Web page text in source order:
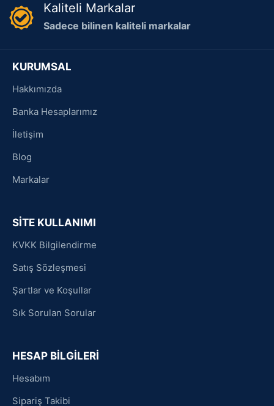
Kaliteli Markalar
Sadece bilinen kaliteli markalar
KURUMSAL
Hakkımızda
Banka Hesaplarımız
İletişim
Blog
Markalar
SİTE KULLANIMI
KVKK Bilgilendirme
Satış Sözleşmesi
Şartlar ve Koşullar
Sık Sorulan Sorular
HESAP BİLGİLERİ
Hesabım
Sipariş Takibi